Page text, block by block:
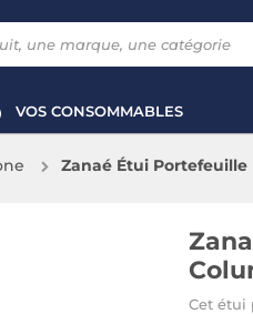
VOS CONSOMMABLES
Zanaé Étui Portefeuille
Cet étui